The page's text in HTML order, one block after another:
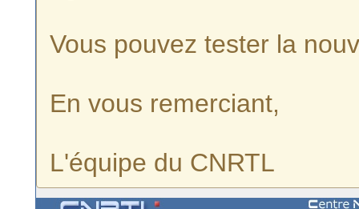
Vous pouvez tester la
En vous remerciant,
L'équipe du CNRTL